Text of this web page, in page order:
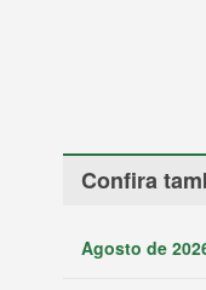
Confira
Agosto de